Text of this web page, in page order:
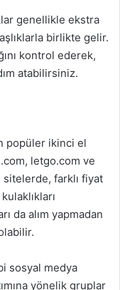
genellikle ekstra
birlikte gelir.
kontrol ederek,
atabilirsiniz.
popüler ikinci el
letgo.com ve
sitelerde, farklı fiyat
da alım yapmadan
sosyal medya
yönelik gruplar